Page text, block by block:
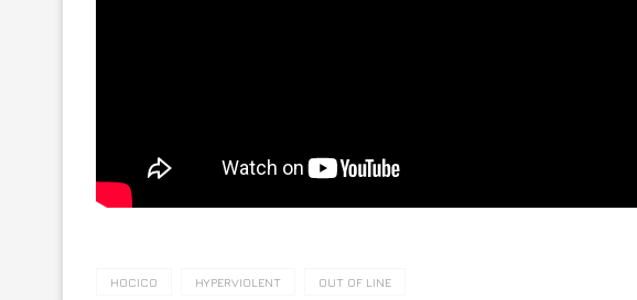
HOCICO HYPERVIOLENT OUT OF LINE